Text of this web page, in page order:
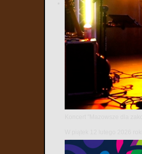
W piątek 12 lutego 2026